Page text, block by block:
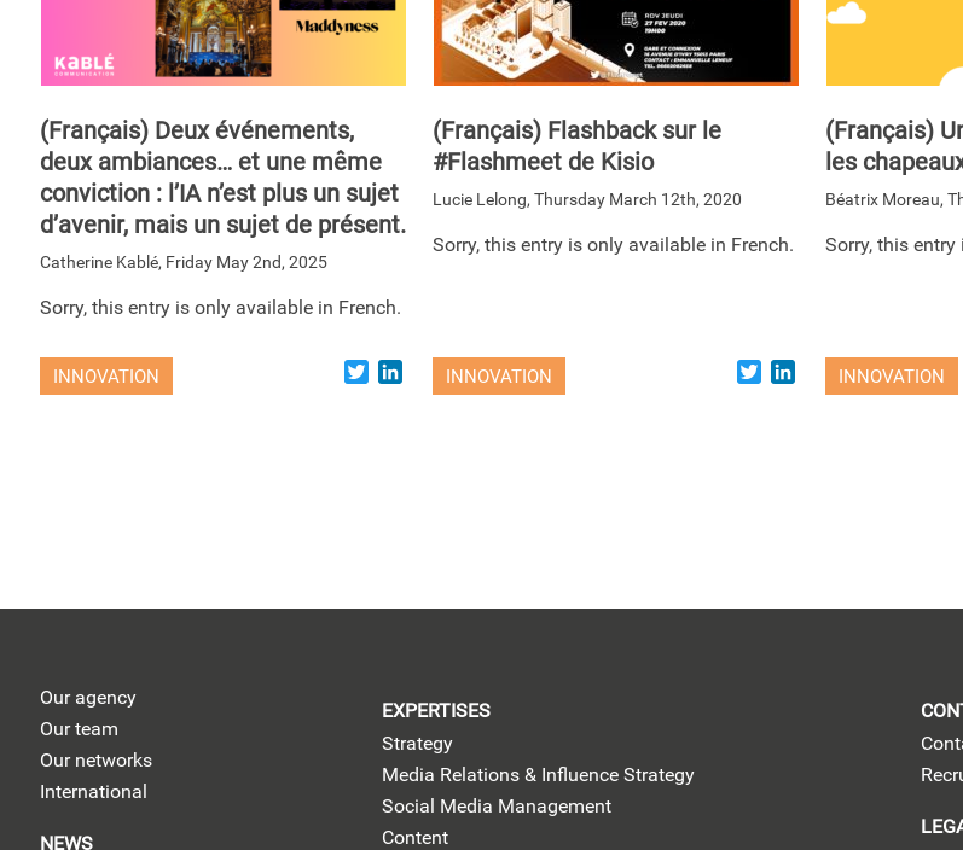
(Français) Deux événements,
deux ambiances… et une même
conviction : l’IA n’est plus un sujet
d’avenir, mais un sujet de présent.
Catherine Kablé, Friday May 2nd, 2025
Sorry, this entry is only available in French.
INNOVATION TwitterLinkedIn
(Français) Flashback sur le
#Flashmeet de Kisio
Lucie Lelong, Thursday March 12th, 2020
Sorry, this entry is only available in French.
INNOVATION TwitterLinkedIn
(Français)
les
Béatrix Moreau,
Sorry, this
INNOVATION
Our agency
Our team
Our networks
International
NEWS
EXPERTISES
Strategy
Media Relations & Influence Strategy
Social Media Management
Content